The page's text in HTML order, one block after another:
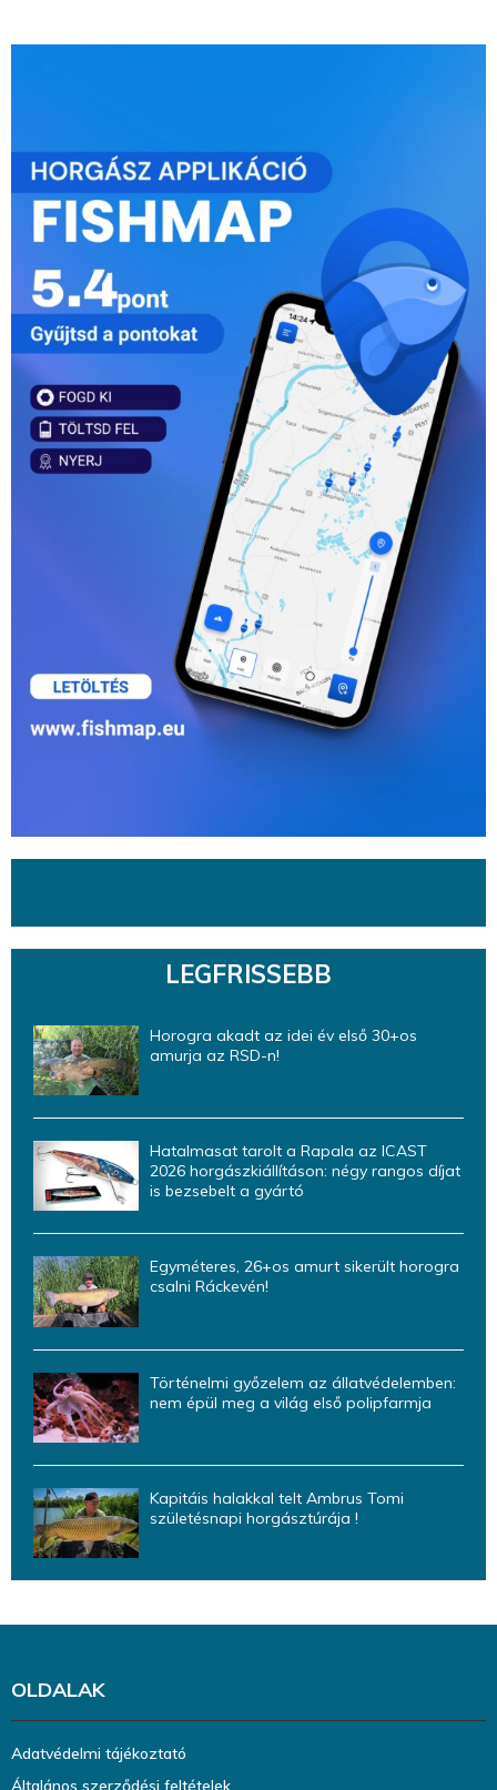
LEGFRISSEBB
Horogra akadt az idei év első 30+os
amurja az RSD-n!
Hatalmasat tarolt a Rapala az ICAST
2026 horgászkiállításon: négy rangos díjat
is bezsebelt a gyártó
Egyméteres, 26+os amurt sikerült horogra
csalni Ráckevén!
Történelmi győzelem az állatvédelemben:
nem épül meg a világ első polipfarmja
Kapitáis halakkal telt Ambrus Tomi
születésnapi horgásztúrája !
OLDALAK
Adatvédelmi tájékoztató
Általános szerződési feltételek